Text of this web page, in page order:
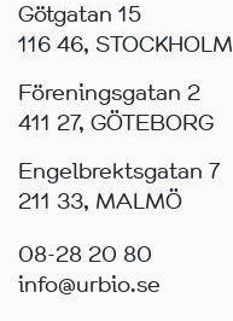
Götgatan 15
116 46, STOCKHOLM
Föreningsgatan 2
411 27, GÖTEBORG
Engelbrektsgatan 7
211 33, MALMÖ
08-28 20 80
info@urbio.se